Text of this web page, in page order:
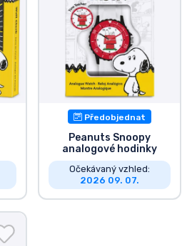
Předobjednat
Peanuts Snoopy
analogové hodinky
Očekávaný vzhled:
2026 09. 07.